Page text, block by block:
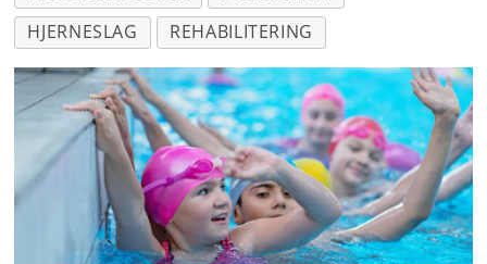
HJERNESLAG
REHABILITERING